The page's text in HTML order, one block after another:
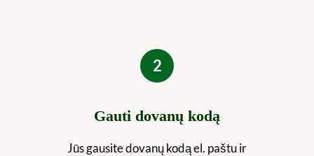
2
Gauti dovanų kodą
Jūs gausite dovanų kodą el. paštu ir